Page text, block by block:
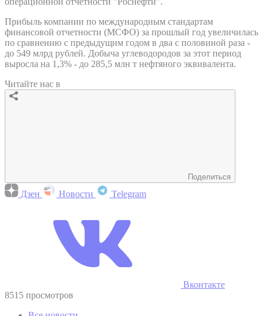
Прибыль компании по международным стандартам
финансовой отчетности (МСФО) за прошлый год увеличилась
по сравнению с предыдущим годом в два с половиной раза -
до 549 млрд рублей. Добыча углеводородов за этот период
выросла на 1,3% - до 285,5 млн т нефтяного эквивалента.
Читайте нас в
Поделиться
Дзен Новости Telegram
Вконтакте
8515 просмотров